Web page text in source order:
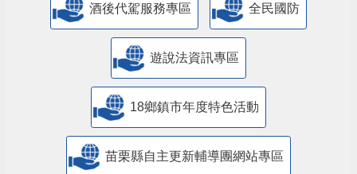
酒後代駕服務專區 全民國防
遊說法資訊專區
18鄉鎮市年度特色活動
苗栗縣自主更新輔導團網站專區